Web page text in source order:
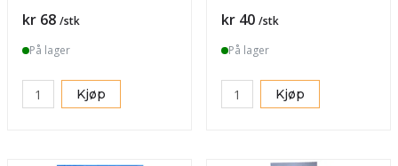
Pris
kr 68 /stk
På lager
Kjøp
Pris
kr 40 /stk
På lager
Kjøp